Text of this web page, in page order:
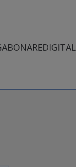
ABONAREDIGITAL